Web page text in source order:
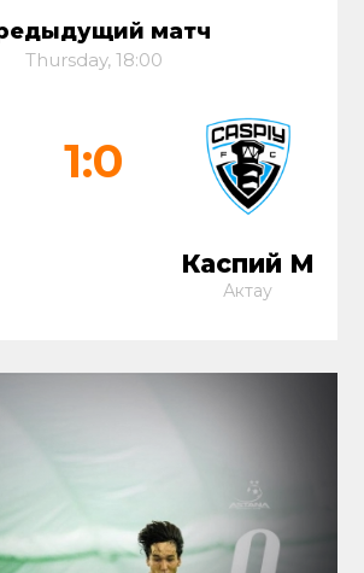
матч
Thursday, 18:00
1:0
Каспий М
Актау